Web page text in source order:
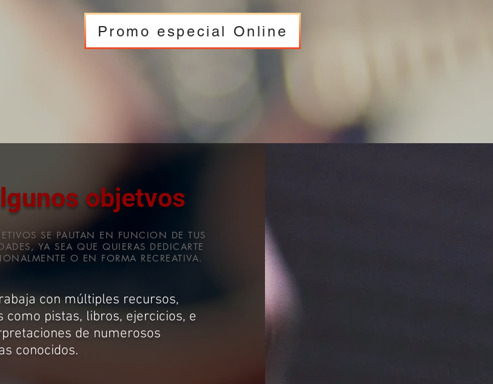
Promo especial Online
objetvos
SE PAUTAN EN FUNCION DE TUS
YA SEA QUE QUIERAS DEDICARTE
O EN FORMA RECREATIVA.
con múltiples recursos,
como pistas, libros, ejercicios, e
de numerosos
conocidos.